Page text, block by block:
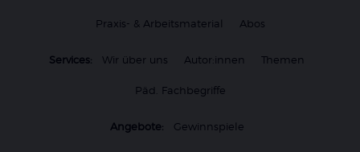
Praxis- & Arbeitsmaterial Abos
Services: Wir über uns Autor:innen Themen
Päd. Fachbegriffe
Angebote: Gewinnspiele